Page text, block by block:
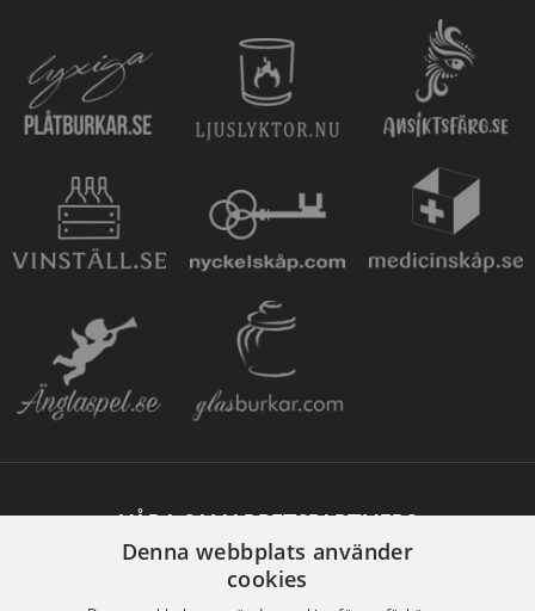
VÅRA SAMARBETSPARTNERS
Denna webbplats använder
cookies